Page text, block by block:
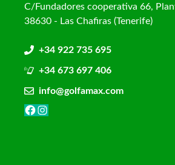
C/Fundadores cooperativa 66,
38630 - Las Chafiras (Tenerife)
+34 922 735 695
+34 673 697 406
info@golfamax.com
Facebook
Instagram